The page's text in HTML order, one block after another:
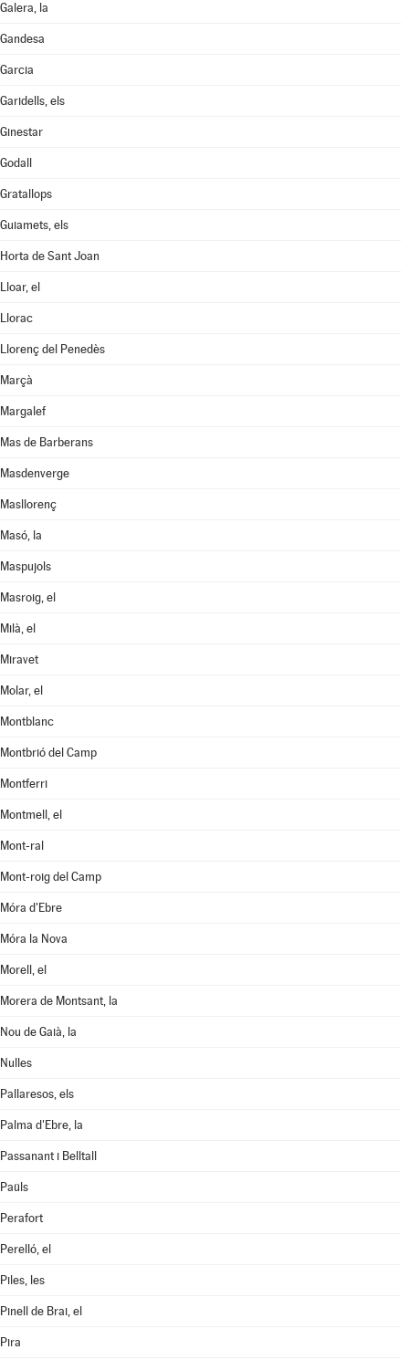
Galera, la
Gandesa
Garcia
Garidells, els
Ginestar
Godall
Gratallops
Guiamets, els
Horta de Sant Joan
Lloar, el
Llorac
Llorenç del Penedès
Marçà
Margalef
Mas de Barberans
Masdenverge
Masllorenç
Masó, la
Maspujols
Masroig, el
Milà, el
Miravet
Molar, el
Montblanc
Montbrió del Camp
Montferri
Montmell, el
Mont-ral
Mont-roig del Camp
Móra d'Ebre
Móra la Nova
Morell, el
Morera de Montsant, la
Nou de Gaià, la
Nulles
Pallaresos, els
Palma d'Ebre, la
Passanant i Belltall
Paüls
Perafort
Perelló, el
Piles, les
Pinell de Brai, el
Pira